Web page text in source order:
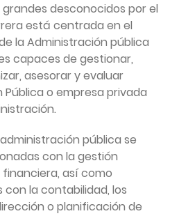
desconocidos por el
está centrada en el
la Administración pública
capaces de gestionar,
asesorar y evaluar
o empresa privada
pública se
con la gestión
así como
la contabilidad, los
o planificación de